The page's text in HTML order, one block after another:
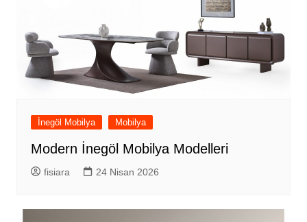
İnegöl Mobilya Mobilya
Modern İnegöl Mobilya Modelleri
fisiara 24 Nisan 2026